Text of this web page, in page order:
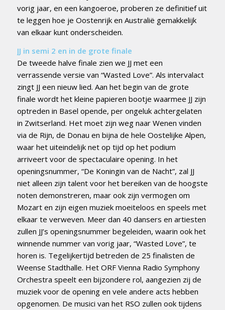
vorig jaar, en een kangoeroe, proberen ze definitief uit
te leggen hoe je Oostenrijk en Australië gemakkelijk
van elkaar kunt onderscheiden.
JJ in semi 2 en in de grote finale
De tweede halve finale zien we JJ met een
verrassende versie van “Wasted Love”. Als intervalact
zingt JJ een nieuw lied. Aan het begin van de grote
finale wordt het kleine papieren bootje waarmee JJ zijn
optreden in Basel opende, per ongeluk achtergelaten
in Zwitserland. Het moet zijn weg naar Wenen vinden
via de Rijn, de Donau en bijna de hele Oostelijke Alpen,
waar het uiteindelijk net op tijd op het podium
arriveert voor de spectaculaire opening. In het
openingsnummer, “De Koningin van de Nacht”, zal JJ
niet alleen zijn talent voor het bereiken van de hoogste
noten demonstreren, maar ook zijn vermogen om
Mozart en zijn eigen muziek moeiteloos en speels met
elkaar te verweven. Meer dan 40 dansers en artiesten
zullen JJ’s openingsnummer begeleiden, waarin ook het
winnende nummer van vorig jaar, “Wasted Love”, te
horen is. Tegelijkertijd betreden de 25 finalisten de
Weense Stadthalle. Het ORF Vienna Radio Symphony
Orchestra speelt een bijzondere rol, aangezien zij de
muziek voor de opening en vele andere acts hebben
opgenomen. De musici van het RSO zullen ook tijdens